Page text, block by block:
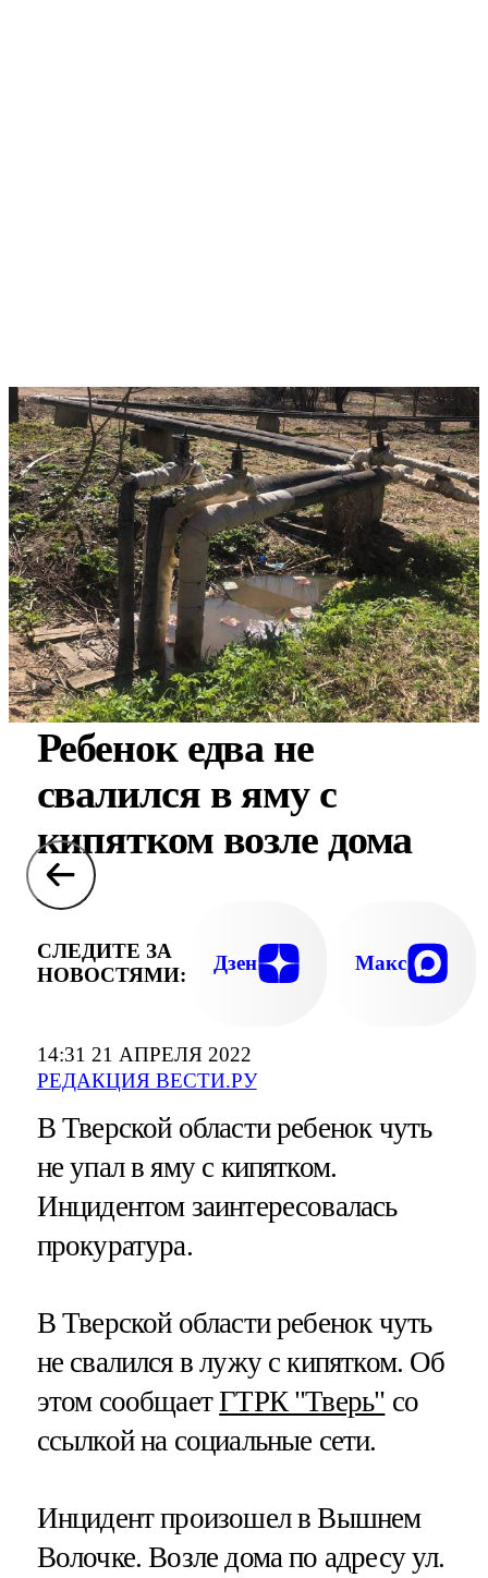
14:31 21 АПРЕЛЯ 2022
РЕДАКЦИЯ ВЕСТИ.РУ
Ребенок едва не
свалился в яму с
кипятком возле дома
СЛЕДИТЕ ЗА
НОВОСТЯМИ:
Дзен Макс
В Тверской области ребенок чуть
не упал в яму с кипятком.
Инцидентом заинтересовалась
прокуратура.
В Тверской области ребенок чуть
не свалился в лужу с кипятком. Об
этом сообщаетГТРК "Тверь" со
ссылкой на социальные сети.
Инцидент произошел в Вышнем
Волочке. Возле дома по адресу ул.